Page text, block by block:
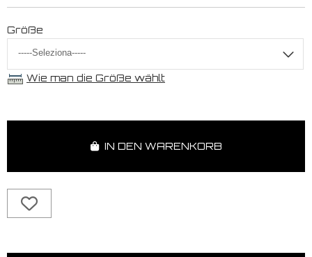
Größe
Wie man die Größe wählt
IN DEN WARENKORB